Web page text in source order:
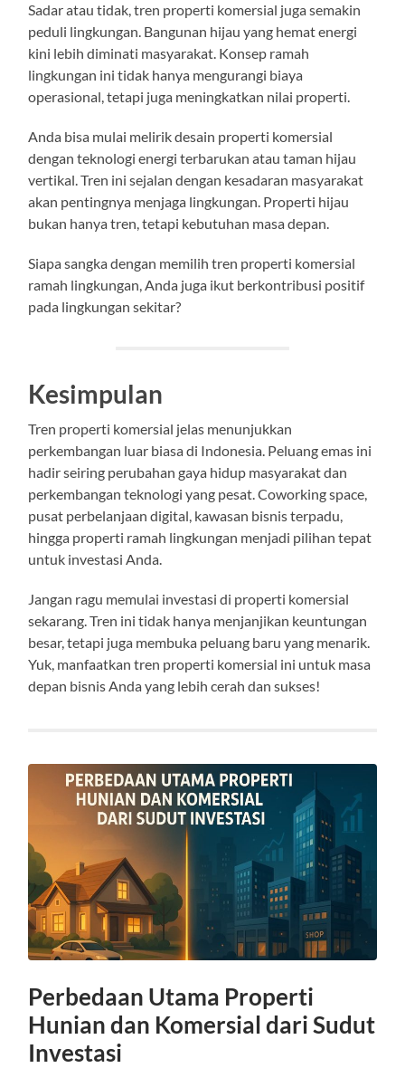
Sadar atau tidak, tren properti komersial juga semakin
peduli lingkungan. Bangunan hijau yang hemat energi
kini lebih diminati masyarakat. Konsep ramah
lingkungan ini tidak hanya mengurangi biaya
operasional, tetapi juga meningkatkan nilai properti.
Anda bisa mulai melirik desain properti komersial
dengan teknologi energi terbarukan atau taman hijau
vertikal. Tren ini sejalan dengan kesadaran masyarakat
akan pentingnya menjaga lingkungan. Properti hijau
bukan hanya tren, tetapi kebutuhan masa depan.
Siapa sangka dengan memilih tren properti komersial
ramah lingkungan, Anda juga ikut berkontribusi positif
pada lingkungan sekitar?
Kesimpulan
Tren properti komersial jelas menunjukkan
perkembangan luar biasa di Indonesia. Peluang emas ini
hadir seiring perubahan gaya hidup masyarakat dan
perkembangan teknologi yang pesat. Coworking space,
pusat perbelanjaan digital, kawasan bisnis terpadu,
hingga properti ramah lingkungan menjadi pilihan tepat
untuk investasi Anda.
Jangan ragu memulai investasi di properti komersial
sekarang. Tren ini tidak hanya menjanjikan keuntungan
besar, tetapi juga membuka peluang baru yang menarik.
Yuk, manfaatkan tren properti komersial ini untuk masa
depan bisnis Anda yang lebih cerah dan sukses!
Perbedaan Utama Properti
Hunian dan Komersial dari Sudut
Investasi